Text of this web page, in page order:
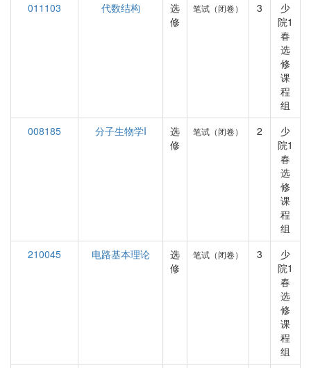
011103
代数结构
选
修
笔试（闭卷） 3
少
院1
春
选
修
课
程
组
008185
分子生物学I
选
修
笔试（闭卷） 2
少
院1
春
选
修
课
程
组
210045
电路基本理论
选
修
笔试（闭卷） 3
少
院1
春
选
修
课
程
组